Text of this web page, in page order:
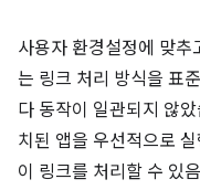
사용자 환경설정에 맞
는 링크 처리 방식을 표
다 동작이 일관되지 않
치된 앱을 우선적으로
이 링크를 처리할 수 있